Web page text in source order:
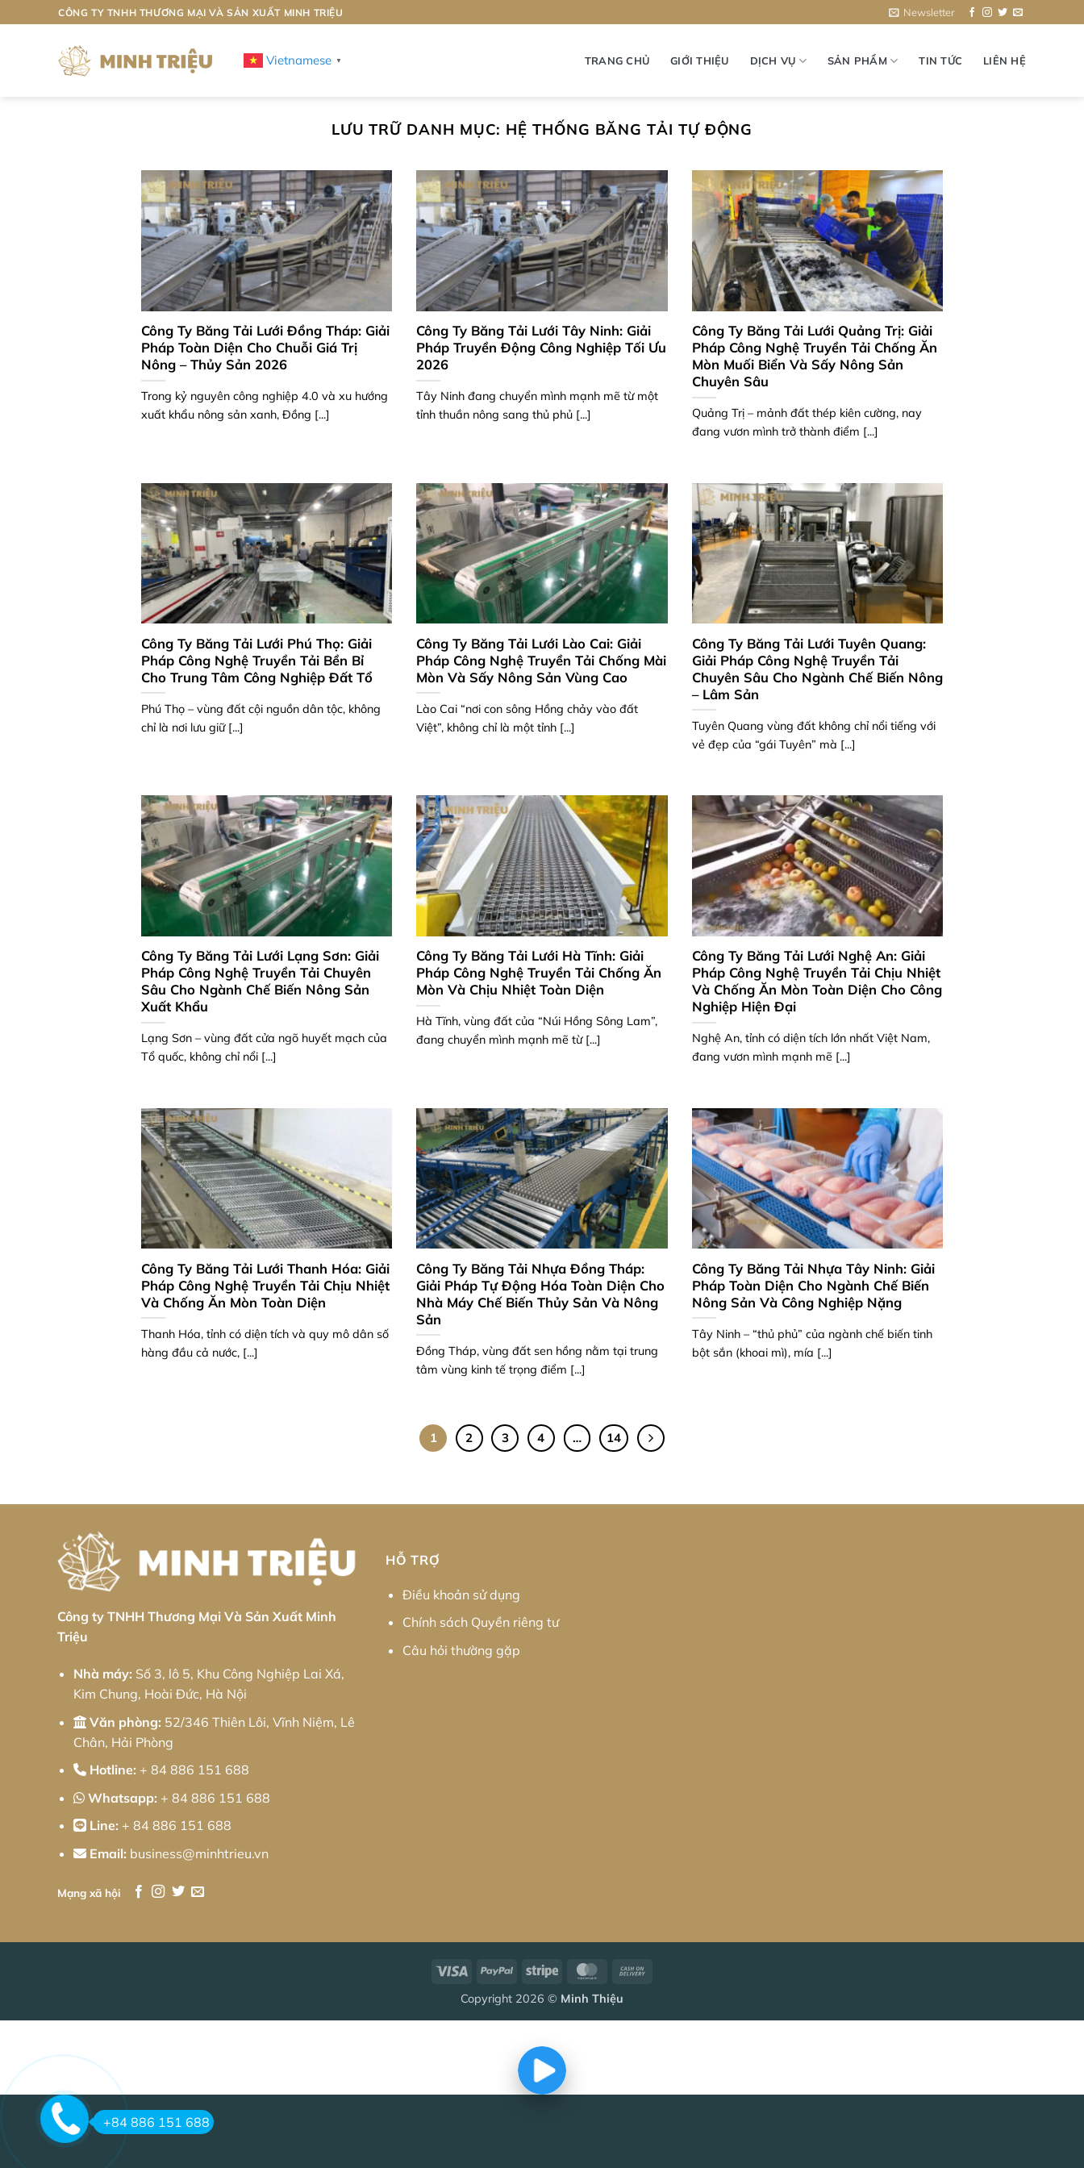
qua
CÔNG TY TNHH THƯƠNG MẠI VÀ SẢN XUẤT MINH TRIỆU Newsletter
Vietnamese ▼ TRANG CHỦ GIỚI THIỆU DỊCH VỤ SẢN PHẨM TIN TỨC LIÊN HỆ
LƯU TRỮ DANH MỤC: HỆ THỐNG BĂNG TẢI TỰ ĐỘNG
Công Ty Băng Tải Lưới Đồng Tháp: Giải
Pháp Toàn Diện Cho Chuỗi Giá Trị
Nông – Thủy Sản 2026
Trong kỷ nguyên công nghiệp 4.0 và xu hướng
xuất khẩu nông sản xanh, Đồng [...]
Công Ty Băng Tải Lưới Tây Ninh: Giải
Pháp Truyền Động Công Nghiệp Tối Ưu
2026
Tây Ninh đang chuyển mình mạnh mẽ từ một
tỉnh thuần nông sang thủ phủ [...]
Công Ty Băng Tải Lưới Quảng Trị: Giải
Pháp Công Nghệ Truyền Tải Chống Ăn
Mòn Muối Biển Và Sấy Nông Sản
Chuyên Sâu
Quảng Trị – mảnh đất thép kiên cường, nay
đang vươn mình trở thành điểm [...]
Công Ty Băng Tải Lưới Phú Thọ: Giải
Pháp Công Nghệ Truyền Tải Bền Bỉ
Cho Trung Tâm Công Nghiệp Đất Tổ
Phú Thọ – vùng đất cội nguồn dân tộc, không
chỉ là nơi lưu giữ [...]
Công Ty Băng Tải Lưới Lào Cai: Giải
Pháp Công Nghệ Truyền Tải Chống Mài
Mòn Và Sấy Nông Sản Vùng Cao
Lào Cai “nơi con sông Hồng chảy vào đất
Việt”, không chỉ là một tỉnh [...]
Công Ty Băng Tải Lưới Tuyên Quang:
Giải Pháp Công Nghệ Truyền Tải
Chuyên Sâu Cho Ngành Chế Biến Nông
– Lâm Sản
Tuyên Quang vùng đất không chỉ nổi tiếng với
vẻ đẹp của “gái Tuyên” mà [...]
Công Ty Băng Tải Lưới Lạng Sơn: Giải
Pháp Công Nghệ Truyền Tải Chuyên
Sâu Cho Ngành Chế Biến Nông Sản
Xuất Khẩu
Lạng Sơn – vùng đất cửa ngõ huyết mạch của
Tổ quốc, không chỉ nổi [...]
Công Ty Băng Tải Lưới Hà Tĩnh: Giải
Pháp Công Nghệ Truyền Tải Chống Ăn
Mòn Và Chịu Nhiệt Toàn Diện
Hà Tĩnh, vùng đất của “Núi Hồng Sông Lam”,
đang chuyển mình mạnh mẽ từ [...]
Công Ty Băng Tải Lưới Nghệ An: Giải
Pháp Công Nghệ Truyền Tải Chịu Nhiệt
Và Chống Ăn Mòn Toàn Diện Cho Công
Nghiệp Hiện Đại
Nghệ An, tỉnh có diện tích lớn nhất Việt Nam,
đang vươn mình mạnh mẽ [...]
Công Ty Băng Tải Lưới Thanh Hóa: Giải
Pháp Công Nghệ Truyền Tải Chịu Nhiệt
Và Chống Ăn Mòn Toàn Diện
Thanh Hóa, tỉnh có diện tích và quy mô dân số
hàng đầu cả nước, [...]
Công Ty Băng Tải Nhựa Đồng Tháp:
Giải Pháp Tự Động Hóa Toàn Diện Cho
Nhà Máy Chế Biến Thủy Sản Và Nông
Sản
Đồng Tháp, vùng đất sen hồng nằm tại trung
tâm vùng kinh tế trọng điểm [...]
Công Ty Băng Tải Nhựa Tây Ninh: Giải
Pháp Toàn Diện Cho Ngành Chế Biến
Nông Sản Và Công Nghiệp Nặng
Tây Ninh – “thủ phủ” của ngành chế biến tinh
bột sắn (khoai mì), mía [...]
1 2 3 4 … 14
Công ty TNHH Thương Mại Và Sản Xuất Minh
Triệu
Nhà máy: Số 3, lô 5, Khu Công Nghiệp Lai Xá,
Kim Chung, Hoài Đức, Hà Nội
Văn phòng: 52/346 Thiên Lôi, Vĩnh Niệm, Lê
Chân, Hải Phòng
Hotline: + 84 886 151 688
Whatsapp: + 84 886 151 688
Line: + 84 886 151 688
Email: business@minhtrieu.vn
Mạng xã hội
HỖ TRỢ
Điều khoản sử dụng
Chính sách Quyền riêng tư
Câu hỏi thường gặp
Visa PayPal Stripe MasterCard
Copyright 2026 © Minh Thiệu
+84 886 151 688